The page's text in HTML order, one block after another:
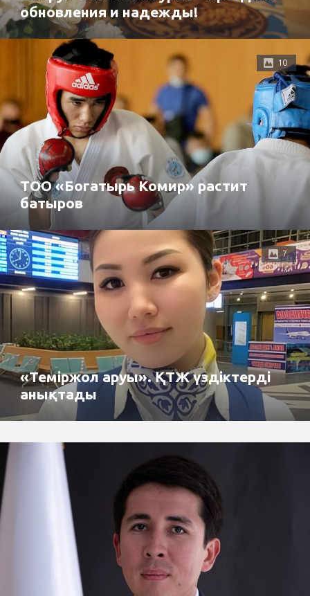
обновления и надежды!
10
ТОО «Богатырь Комир» растит
батыров
7
«Теміржол аруы». ҚТЖ үздіктерді
анықтады